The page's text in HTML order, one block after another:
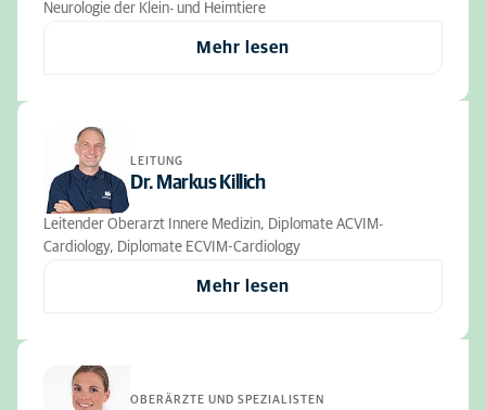
Neurologie der Klein- und Heimtiere
Mehr lesen
LEITUNG
Dr. Markus Killich
Leitender Oberarzt Innere Medizin, Diplomate ACVIM-
Cardiology, Diplomate ECVIM-Cardiology
Mehr lesen
OBERÄRZTE UND SPEZIALISTEN